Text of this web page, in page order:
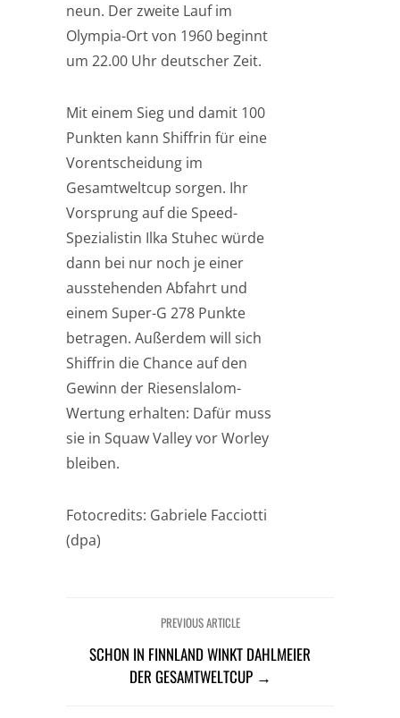
neun. Der zweite Lauf im
Olympia-Ort von 1960 beginnt
um 22.00 Uhr deutscher Zeit.
Mit einem Sieg und damit 100
Punkten kann Shiffrin für eine
Vorentscheidung im
Gesamtweltcup sorgen. Ihr
Vorsprung auf die Speed-
Spezialistin Ilka Stuhec würde
dann bei nur noch je einer
ausstehenden Abfahrt und
einem Super-G 278 Punkte
betragen. Außerdem will sich
Shiffrin die Chance auf den
Gewinn der Riesenslalom-
Wertung erhalten: Dafür muss
sie in Squaw Valley vor Worley
bleiben.
Fotocredits: Gabriele Facciotti
(dpa)
PREVIOUS ARTICLE
SCHON IN FINNLAND WINKT DAHLMEIER
DER GESAMTWELTCUP →